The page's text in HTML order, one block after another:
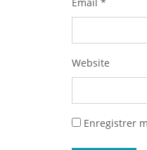
Website
Enregistrer